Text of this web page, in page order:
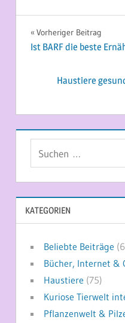
Vorheriger Beitrag
Ist BARF die beste
Haustiere
KATEGORIEN
Beliebte Beiträge
Bücher, Internet &
Haustiere (75)
Kuriose Tierwelt
Pflanzenwelt &